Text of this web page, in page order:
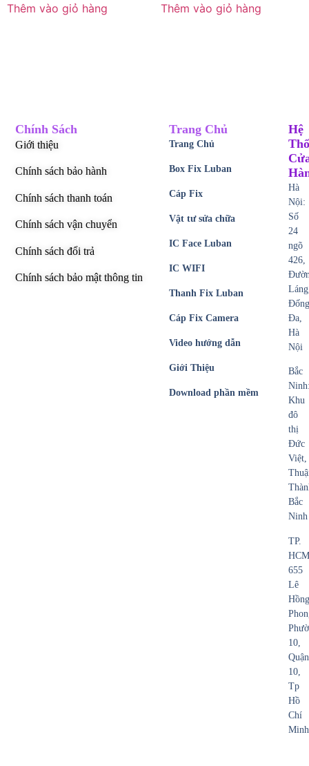
Thêm vào giỏ hàng Thêm vào giỏ hàng
Trang Chủ
Trang Chủ
Box Fix Luban
Cáp Fix
Vật tư sửa chữa
IC Face Luban
IC WIFI
Thanh Fix Luban
Cáp Fix Camera
Video hướng dẫn
Giới Thiệu
Download phần mềm
Chính Sách
Giới thiệu
Chính sách bảo hành
Chính sách thanh toán
Chính sách vận chuyển
Chính sách đổi trả
Chính sách bảo mật thông tin
Hệ
Hà
Nội:
Số
24
ngõ
426,
Đống
Đa,
Hà
Nội
Bắc
Khu
đô
thị
Đức
Việt,
Bắc
Ninh
TP.
655
Lê
Hồng
10,
Quận
10,
Tp
Hồ
Chí
Minh